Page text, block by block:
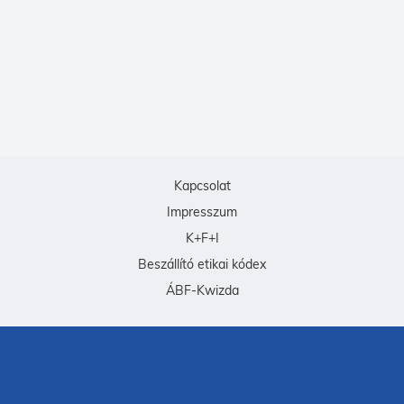
Kapcsolat
Impresszum
K+F+I
Beszállító etikai kódex
ÁBF-Kwizda